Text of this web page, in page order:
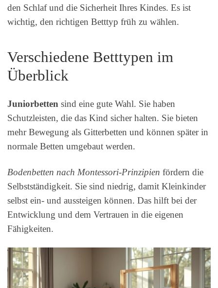
den Schlaf und die Sicherheit Ihres Kindes. Es ist
wichtig, den richtigen Betttyp früh zu wählen.
Verschiedene Betttypen im
Überblick
Juniorbetten sind eine gute Wahl. Sie haben
Schutzleisten, die das Kind sicher halten. Sie bieten
mehr Bewegung als Gitterbetten und können später in
normale Betten umgebaut werden.
Bodenbetten nach Montessori-Prinzipien fördern die
Selbstständigkeit. Sie sind niedrig, damit Kleinkinder
selbst ein- und aussteigen können. Das hilft bei der
Entwicklung und dem Vertrauen in die eigenen
Fähigkeiten.